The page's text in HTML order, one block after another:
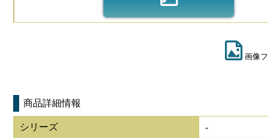
画像
商品詳細情報
シリーズ -